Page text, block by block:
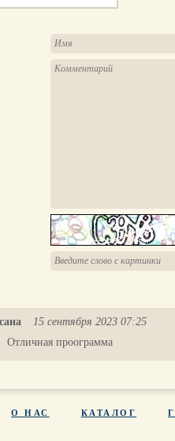
15 сентября 2023 07:25
Отличная проограмма
О НАС КАТАЛОГ